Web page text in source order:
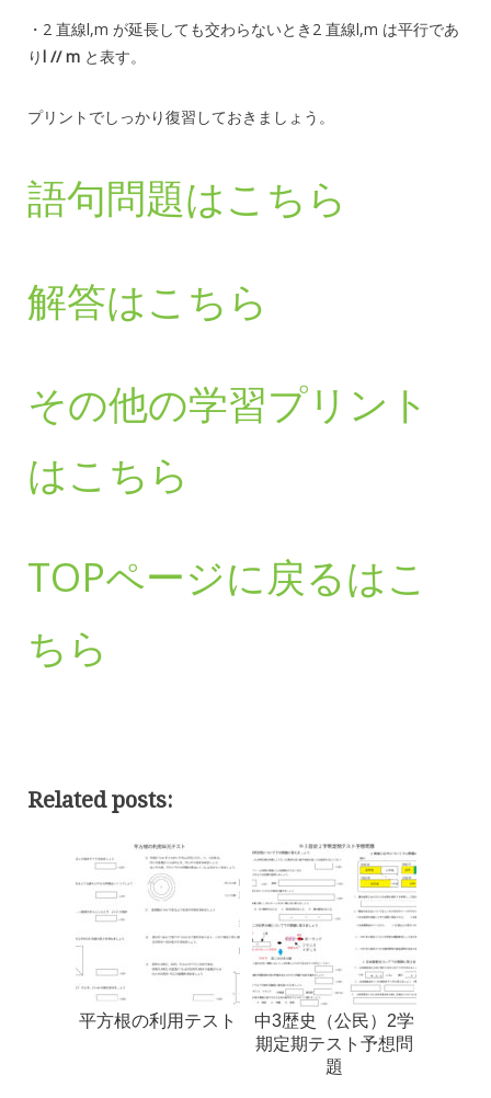
・2 直線l,m が延長しても交わらないとき2 直線l,m は平行であ
りl // m と表す。
プリントでしっかり復習しておきましょう。
語句問題はこちら
解答はこちら
その他の学習プリント
はこちら
TOPページに戻るはこ
ちら
Related posts:
平方根の利用テスト
中3歴史（公民）2学
期定期テスト予想問
題